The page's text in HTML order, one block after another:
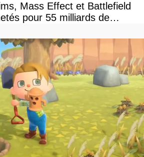
Mass Effect et Battlefield
pour 55 milliards de